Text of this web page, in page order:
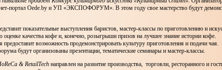
портал Oede.by и УП «ЭКСПОФОРУМ». В этом году свое мастерство будут
показательные выступления баристов, мастер-классы по приготовлению и
оценке качества кофе и, конечно, розыгрыши призов на лучшее знание истории кофе.
предоставит возможность продемонстрировать культуру приготовления и подачи чая.
будут организованы презентации, тематические семинары и мастер-классы.
& RetailTech направлен на развитие производства, торговли, ресторанного и